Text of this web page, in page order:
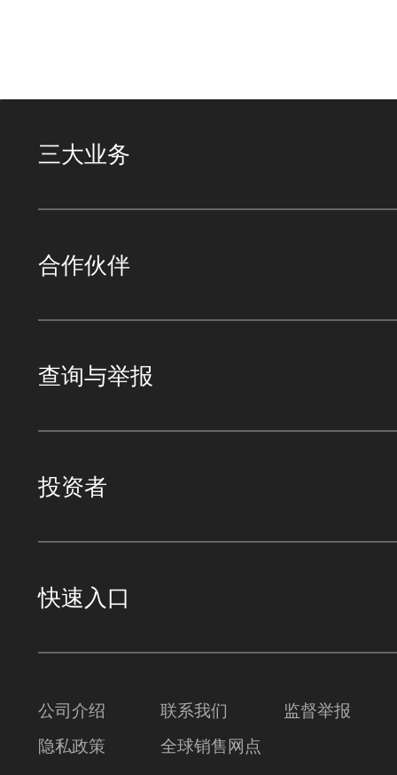
三大业务
合作伙伴
查询与举报
投资者
快速入口
公司介绍 联系我们
监督举报
隐私政策
全球销售网点